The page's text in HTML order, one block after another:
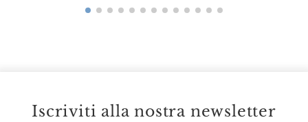
Tenuta Rapitalà
Iscriviti alla nostra newsletter